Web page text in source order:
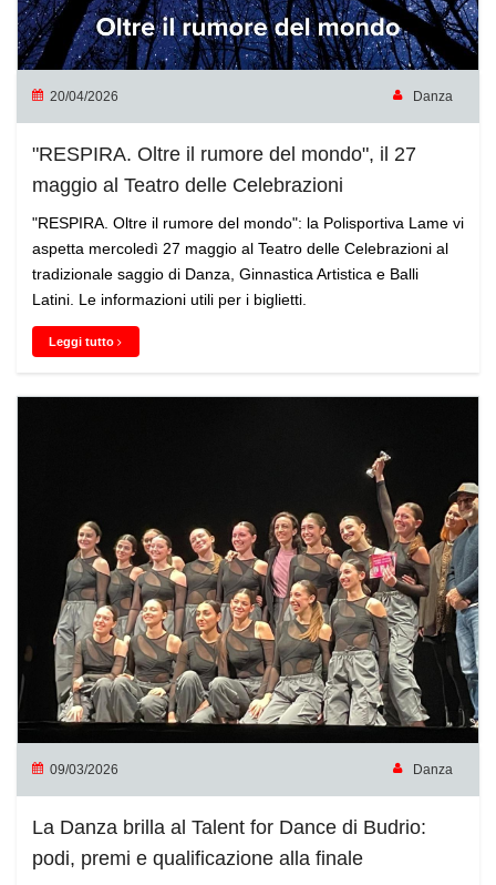
20/04/2026 Danza
"RESPIRA. Oltre il rumore del mondo", il 27
maggio al Teatro delle Celebrazioni
"RESPIRA. Oltre il rumore del mondo": la Polisportiva Lame vi
aspetta mercoledì 27 maggio al Teatro delle Celebrazioni al
tradizionale saggio di Danza, Ginnastica Artistica e Balli
Latini. Le informazioni utili per i biglietti.
Leggi tutto
09/03/2026 Danza
La Danza brilla al Talent for Dance di Budrio:
podi, premi e qualificazione alla finale